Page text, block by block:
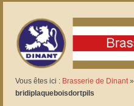
Vous êtes ici : Brasserie de Dinant»
bridiplaqueboisdortpils